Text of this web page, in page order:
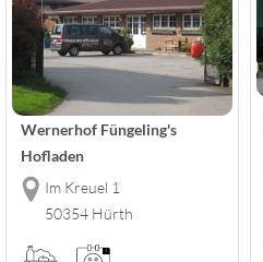
Wernerhof Füngeling's
Hofladen
Im Kreuel 1
50354 Hürth